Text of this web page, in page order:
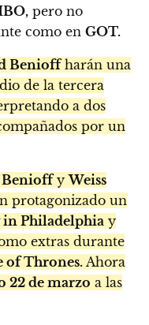
pero no
como en GOT.
Benioffharán una
de la tercera
a dos
por un
BenioffyWeiss
protagonizado un
in Philadelphia y
extras durante
of Thrones.Ahora
22 de marzo a las